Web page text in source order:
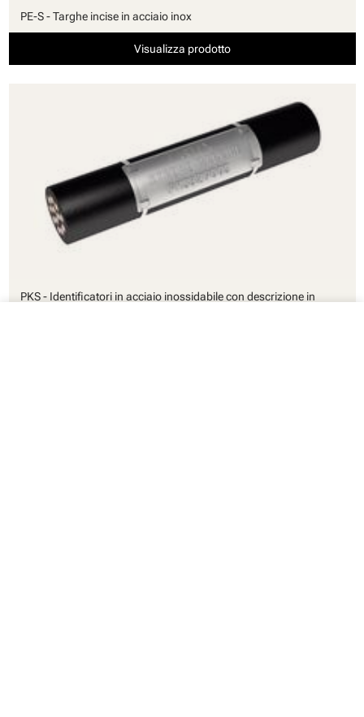
PE-S - Targhe incise in acciaio inox
Visualizza prodotto
PKS - Identificatori in acciaio inossidabile con descrizione in